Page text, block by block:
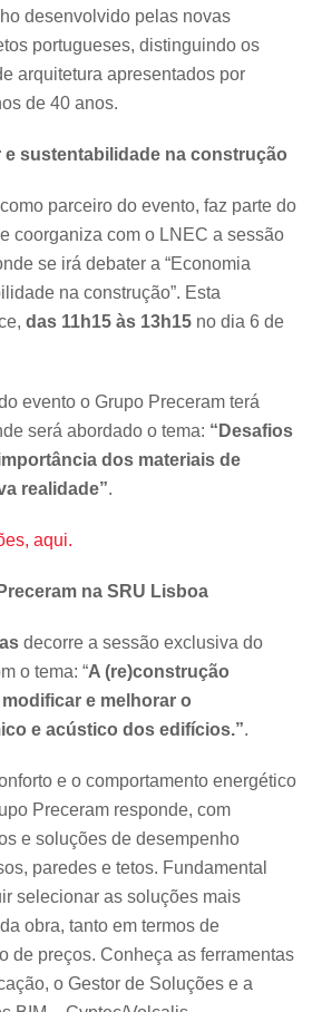
desenvolvido pelas novas
portugueses, distinguindo os
arquitetura apresentados por
de 40 anos.
e sustentabilidade na construção
parceiro do evento, faz parte do
coorganiza com o LNEC a sessão
se irá debater a “Economia
na construção”. Esta
das 11h15 às 13h15 no dia 6 de
evento o Grupo Preceram terá
será abordado o tema: “Desafios
dos materiais de
realidade”.
aqui.
na SRU Lisboa
decorre a sessão exclusiva do
o tema: “A (re)construção
e melhorar o
e acústico dos edifícios.”.
e o comportamento energético
Preceram responde, com
e soluções de desempenho
paredes e tetos. Fundamental
selecionar as soluções mais
obra, tanto em termos de
de preços. Conheça as ferramentas
o Gestor de Soluções e a